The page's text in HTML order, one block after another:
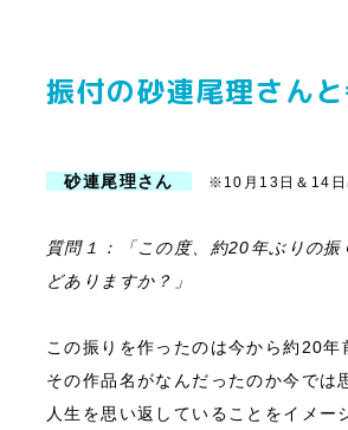
振付の砂連尾理さん
砂連尾理さん ※10月13日＆14日
質問１：「この度、約20年ぶりの
どありますか？」
この振りを作ったのは今から約20年
その作品名がなんだったのか今で
人生を思い返していることをイメ